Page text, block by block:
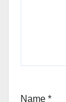
Name *